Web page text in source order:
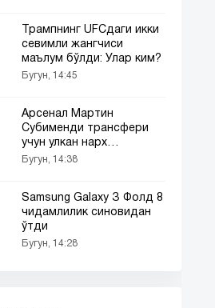
Трампнинг UFCдаги икки
севимли жангчиси
маълум бўлди: Улар ким?
Бугун, 14:45
Арсенал Мартин
Субименди трансфери
учун улкан нарх
белгилади
Бугун, 14:38
Samsung Galaxy З Фолд 8
чидамлилик синовидан
ўтди
Бугун, 14:28